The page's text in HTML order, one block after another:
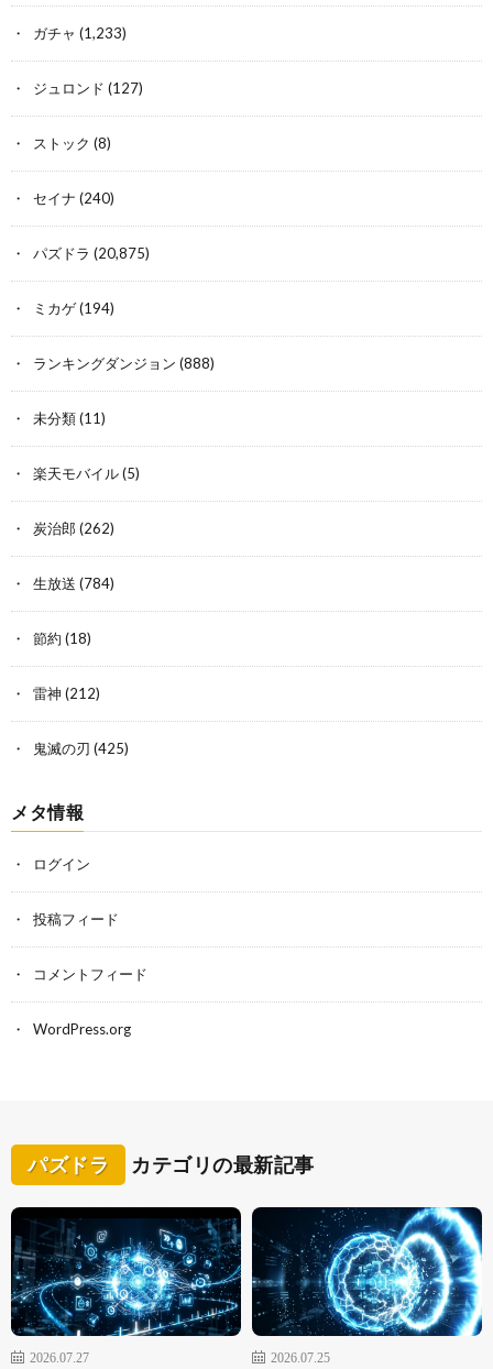
ガチャ (1,233)
ジュロンド (127)
ストック (8)
セイナ (240)
パズドラ (20,875)
ミカゲ(194)
ランキングダンジョン (888)
未分類(11)
楽天モバイル(5)
炭治郎 (262)
生放送 (784)
節約 (18)
雷神 (212)
鬼滅の刃 (425)
メタ情報
ログイン
投稿フィード
コメントフィード
WordPress.org
パズドラ カテゴリの最新記事
2026.07.27
2026.07.25